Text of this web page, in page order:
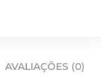
AVALIAÇÕES (0)